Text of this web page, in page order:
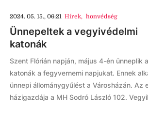
2024. 05. 15., 06:21 Hírek, honvédség
Ünnepeltek a vegyivédelmi
katonák
Szent Flórián napján, május 4-én ünneplik
katonák a fegyvernemi napjukat. Ennek
ünnepi állománygyűlést a Városházán. Az
házigazdája a MH Sodró László 102.